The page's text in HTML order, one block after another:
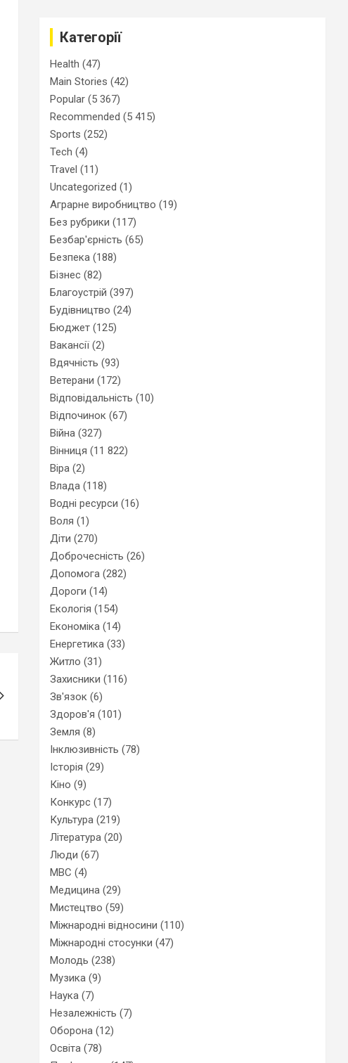
Категорії
Health (47)
Main Stories (42)
Popular (5 367)
Recommended (5 415)
Sports (252)
Tech (4)
Travel (11)
Uncategorized (1)
Аграрне виробництво (19)
Без рубрики (117)
Безбар'єрність (65)
Безпека (188)
Бізнес (82)
Благоустрій (397)
Будівництво (24)
Бюджет (125)
Вакансії (2)
Вдячність (93)
Ветерани (172)
Відповідальність (10)
Відпочинок (67)
Війна (327)
Вінниця (11 822)
Віра (2)
Влада (118)
Водні ресурси (16)
Воля (1)
Діти (270)
Доброчесність (26)
Допомога (282)
Дороги (14)
Екологія (154)
Економіка (14)
Енергетика (33)
Житло (31)
Захисники (116)
Зв'язок (6)
Здоров'я (101)
Земля (8)
Інклюзивність (78)
Історія (29)
Кіно (9)
Конкурс (17)
Культура (219)
Література (20)
Люди (67)
МВС (4)
Медицина (29)
Мистецтво (59)
Міжнародні відносини (110)
Міжнародні стосунки (47)
Молодь (238)
Музика (9)
Наука (7)
Незалежність (7)
Оборона (12)
Освіта (78)